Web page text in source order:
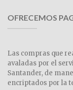
OFRECEMOS
Las compras que
avaladas por el
Santander, de
encriptados por la